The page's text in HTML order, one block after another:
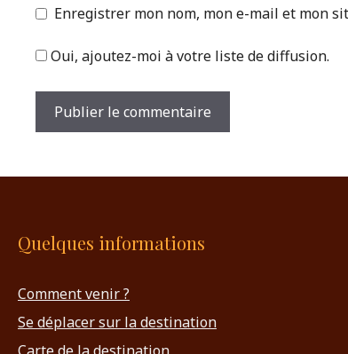
Enregistrer mon nom, mon e-mail et mon
Oui, ajoutez-moi à votre liste de diffusion.
Quelques informations
Comment venir ?
Se déplacer sur la destination